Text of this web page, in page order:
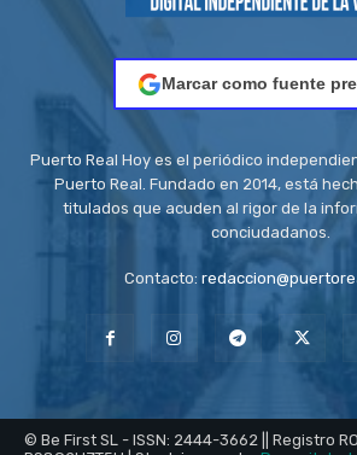
Marcar como fuente
Puerto Real Hoy es el periódico
Puerto Real. Fundado en 2014, está
titulados que acuden al rigor de la
conciudadanos.
Contacto:
© Be First SL - ISSN: 2444-3662 || Registro